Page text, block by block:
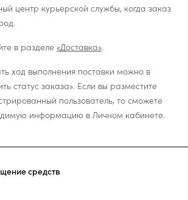
центр курьерской службы, когда заказ
в разделе «Доставка».
ход выполнения поставки можно в
статус заказа». Если вы разместите
пользователь, то сможете
информацию в Личном кабинете.
средств